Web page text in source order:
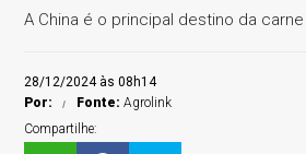
A China é o principal destino da
28/12/2024 às 08h14
Por:
Fonte:Agrolink
Compartilhe: